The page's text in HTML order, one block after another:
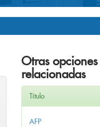
Otras opciones
relacionadas
Título
AFP